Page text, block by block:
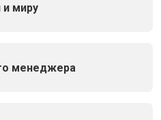
и миру
менеджера